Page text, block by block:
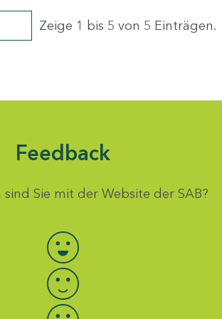
Zeige 1 bis 5 von 5 Einträgen.
Feedback
Sie mit der Website der SAB?
Bewertung auswählen